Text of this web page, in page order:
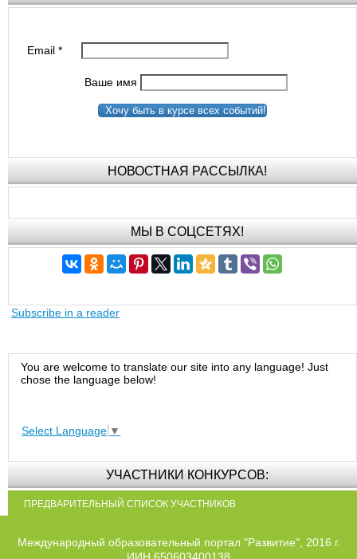
Email*
Ваше имя
Хочу быть в курсе всех событий!
НОВОСТНАЯ РАССЫЛКА!
МЫ В СОЦСЕТЯХ!
Subscribe in a reader
You are welcome to translate our site into any language! Just
chose the language below!
Select Language ▼
УЧАСТНИКИ КОНКУРСОВ:
ПРЕДВАРИТЕЛЬНЫЙ СПИСОК УЧАСТНИКОВ
Международный образовательный портал "Развитие", 2016 г.
ИИН 650603400138